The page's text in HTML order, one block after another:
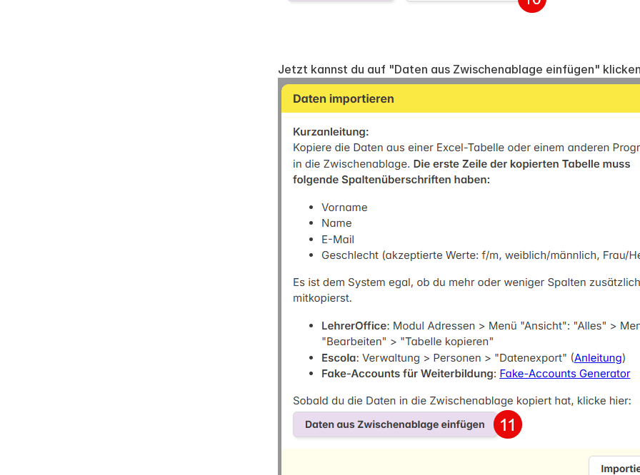
Jetzt kannst du auf "Daten aus Zwischenablage einfügen"